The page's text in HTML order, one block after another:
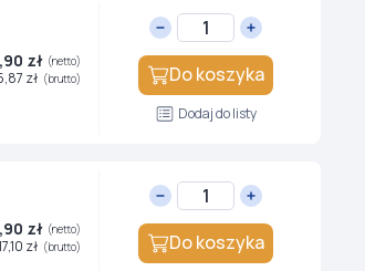
zł (netto)
zł (brutto) Do koszyka
Dodaj do listy
zł (netto)
zł (brutto) Do koszyka